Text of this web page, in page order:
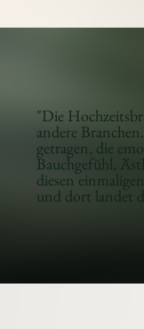
"Die
andere
getragen, die
Bauchgefühl,
diesen
und dort landet